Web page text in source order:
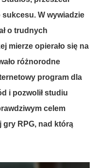
sukcesu. W wywiadzie
o trudnych
mierze opierało się na
różnorodne
program dla
i pozwolił studiu
celem
gry RPG, nad którą